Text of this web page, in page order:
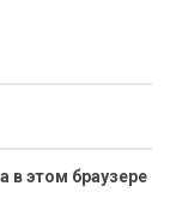
в этом браузере